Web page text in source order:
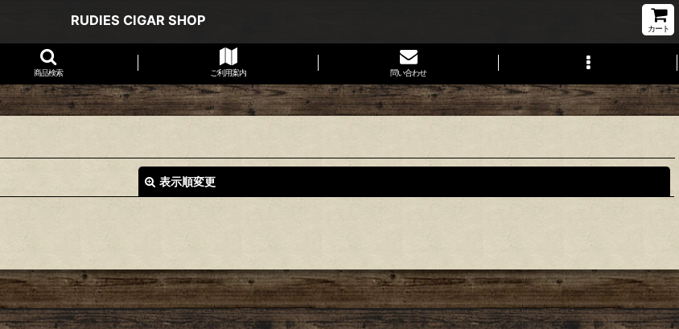
RUDIES CIGAR SHOP
カート
商品検索 ご利用案内 問い合わせ
表示順変更
絞り込む